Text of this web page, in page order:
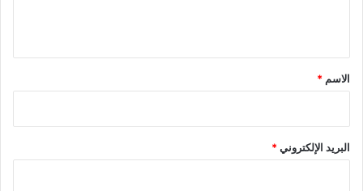
*
الاسم *
البريد الإلكتروني*